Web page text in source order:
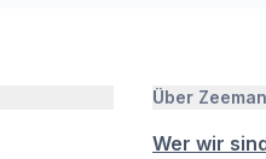
Über Zeeman
Wer wir